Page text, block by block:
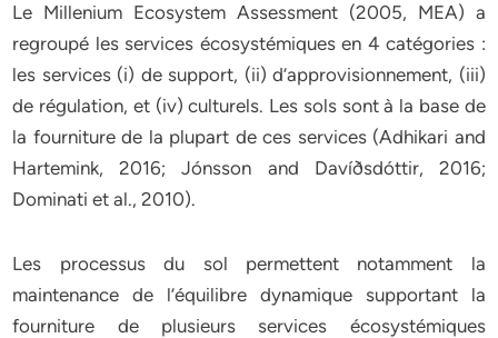
Le Millenium Ecosystem Assessment (2005, MEA) a
regroupé les services écosystémiques en 4 catégories :
les services (i) de support, (ii) d’approvisionnement, (iii)
de régulation, et (iv) culturels. Les sols sont à la base de
la fourniture de la plupart de ces services (Adhikari and
Hartemink, 2016; Jónsson and Davíðsdóttir, 2016;
Dominati et al., 2010).
Les processus du sol permettent notamment la
maintenance de l’équilibre dynamique supportant la
fourniture de plusieurs services écosystémiques